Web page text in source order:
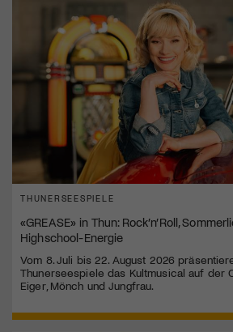
THUNERSEESPIELE
«GREASE» in Thun: Rock’n’Roll,
Highschool-Energie
Vom 8. Juli bis 22. August 2026
Thunerseespiele das Kultmusical auf der
Eiger, Mönch und Jungfrau.